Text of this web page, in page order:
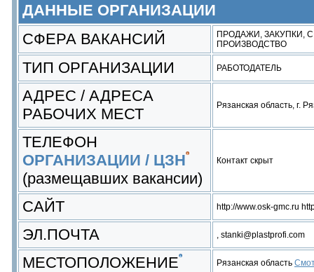
ДАННЫЕ ОРГАНИЗАЦИИ
СФЕРА ВАКАНСИЙ
ПРОДАЖИ, ЗАКУПКИ,
ПРОИЗВОДСТВО
ТИП ОРГАНИЗАЦИИ РАБОТОДАТЕЛЬ
АДРЕС / АДРЕСА
РАБОЧИХ МЕСТ
Рязанская область, г.
ТЕЛЕФОН
ОРГАНИЗАЦИИ / ЦЗН
(размещавших вакансии)
Контакт скрыт
САЙТ http://www.osk-gmc.ru
ЭЛ.ПОЧТА , stanki@plastprofi.com
МЕСТОПОЛОЖЕНИЕ Рязанская область